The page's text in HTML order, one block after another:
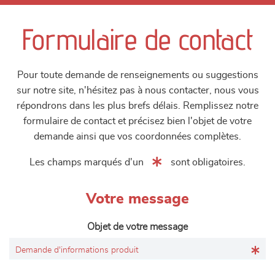
Formulaire de contact
Pour toute demande de renseignements ou suggestions
sur notre site, n'hésitez pas à nous contacter, nous vous
répondrons dans les plus brefs délais. Remplissez notre
formulaire de contact et précisez bien l'objet de votre
demande ainsi que vos coordonnées complètes.
Les champs marqués d'un sont obligatoires.
Votre message
Objet de votre message